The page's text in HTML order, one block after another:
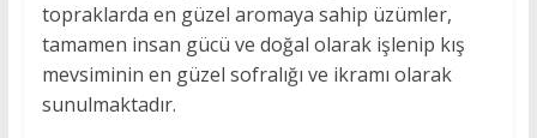
topraklarda en güzel aromaya sahip üzümler,
tamamen insan gücü ve doğal olarak işlenip kış
mevsiminin en güzel sofralığı ve ikramı olarak
sunulmaktadır.